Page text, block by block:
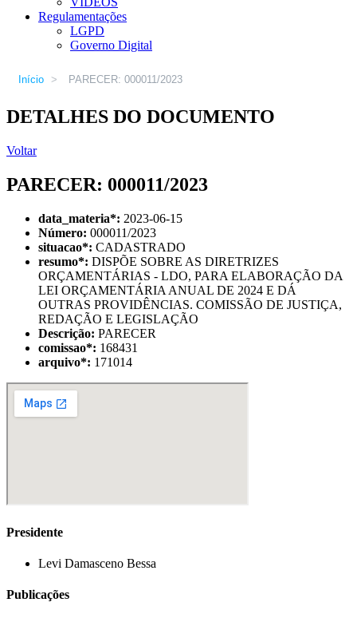
Regulamentações
LGPD
Governo Digital
Início > PARECER: 000011/2023
DETALHES DO DOCUMENTO
Voltar
PARECER: 000011/2023
data_materia*: 2023-06-15
Número: 000011/2023
situacao*: CADASTRADO
resumo*: DISPÕE SOBRE AS DIRETRIZES
ORÇAMENTÁRIAS - LDO, PARA ELABORAÇÃO DA
LEI ORÇAMENTÁRIA ANUAL DE 2024 E DÁ
OUTRAS PROVIDÊNCIAS. COMISSÃO DE JUSTIÇA,
REDAÇÃO E LEGISLAÇÃO
Descrição: PARECER
comissao*: 168431
arquivo*: 171014
Presidente
Levi Damasceno Bessa
Publicações